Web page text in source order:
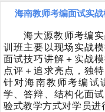
海南教师考编面试实
海大源教师考编
训班主要以现场实战
面试技巧讲解＋实战
点评＋追求亮点，独
针对海南教师考编试
学、答辩、结构化面
验式教学方式对学员进